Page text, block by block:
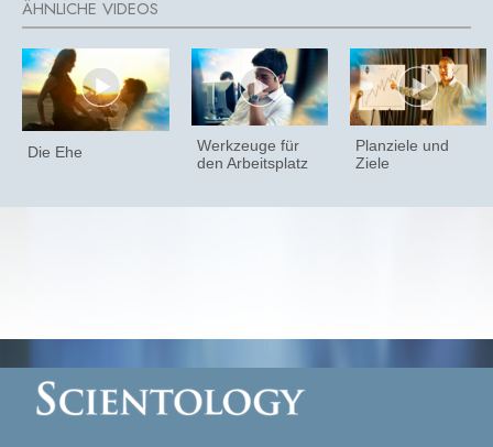
Die Ehe
Werkzeuge für
den Arbeitsplatz
Planziele und
Ziele